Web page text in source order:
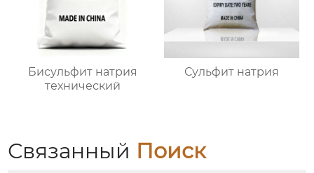
Бисульфит натрия
технический
Сульфит натрия
Связанный Поиск